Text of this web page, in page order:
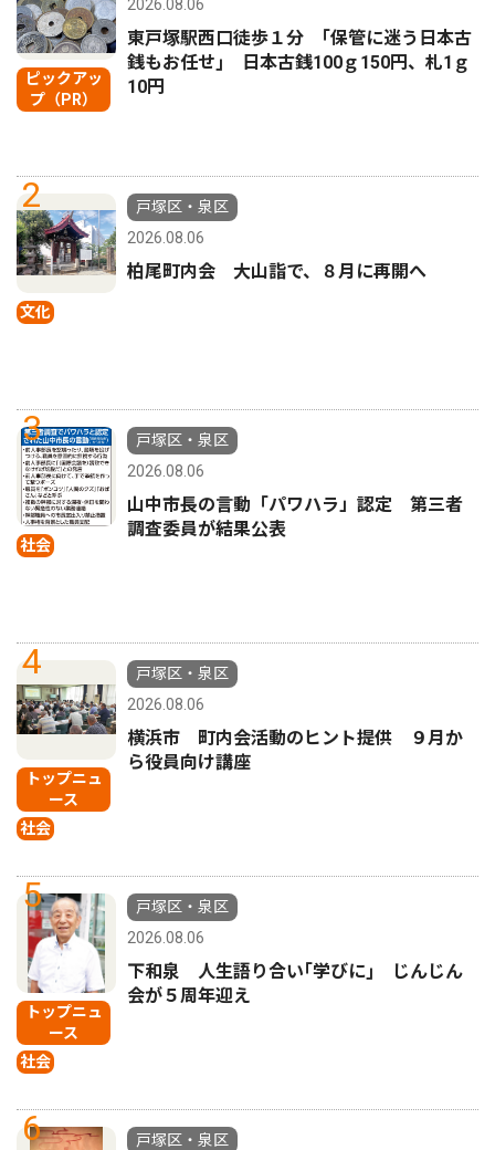
ピックアッ
プ（PR）
2026.08.06
東戸塚駅西口徒歩１分 ｢保管に迷う日本古
銭もお任せ｣ 日本古銭100ｇ150円、札1ｇ
10円
2
文化
戸塚区・泉区
2026.08.06
柏尾町内会 大山詣で、８月に再開へ
3
社会
戸塚区・泉区
2026.08.06
山中市長の言動「パワハラ」認定 第三者
調査委員が結果公表
4
トップニュ
ース
社会
戸塚区・泉区
2026.08.06
横浜市 町内会活動のヒント提供 ９月か
ら役員向け講座
5
トップニュ
ース
社会
戸塚区・泉区
2026.08.06
下和泉 人生語り合い｢学びに｣ じんじん
会が５周年迎え
6
戸塚区・泉区